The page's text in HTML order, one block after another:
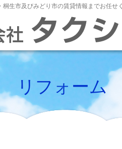
生市及びみどり市の賃貸情報までお任せ
リフォーム